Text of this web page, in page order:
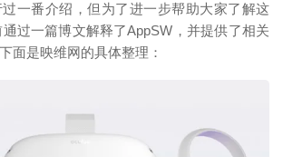
一番介绍，但为了进一步帮助大家了解这
过一篇博文解释了AppSW，并提供了相关
面是映维网的具体整理：